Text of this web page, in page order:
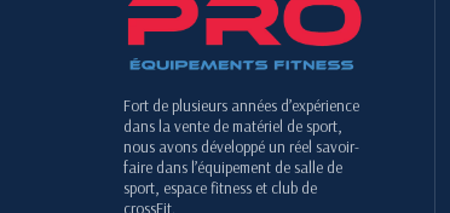
Fort de plusieurs années d’expérience
dans la vente de matériel de sport,
nous avons développé un réel savoir-
faire dans l’équipement de salle de
sport, espace fitness et club de
crossFit.